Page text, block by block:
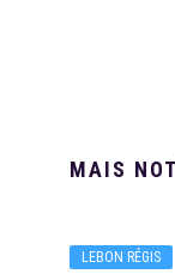
MAIS
LEBON RÉGIS